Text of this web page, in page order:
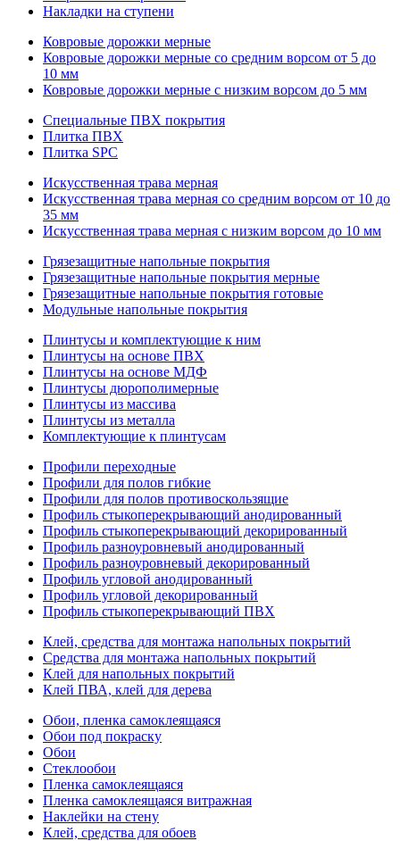
Накладки на ступени
Ковровые дорожки мерные
Ковровые дорожки мерные со средним ворсом от 5 до
10 мм
Ковровые дорожки мерные с низким ворсом до 5 мм
Специальные ПВХ покрытия
Плитка ПВХ
Плитка SPC
Искуccтвенная трава мерная
Искусственная трава мерная со средним ворсом от 10 до
35 мм
Искусственная трава мерная с низким ворсом до 10 мм
Грязезащитные напольные покрытия
Грязезащитные напольные покрытия мерные
Грязезащитные напольные покрытия готовые
Модульные напольные покрытия
Плинтусы и комплектующие к ним
Плинтусы на основе ПВХ
Плинтусы на основе МДФ
Плинтусы дюрополимерные
Плинтусы из массива
Плинтусы из металла
Комплектующие к плинтусам
Профили переходные
Профили для полов гибкие
Профили для полов противоскользящие
Профиль стыкоперекрывающий анодированный
Профиль стыкоперекрывающий декорированный
Профиль разноуровневый анодированный
Профиль разноуровневый декорированный
Профиль угловой анодированный
Профиль угловой декорированный
Профиль стыкоперекрывающий ПВХ
Клей, средства для монтажа напольных покрытий
Средства для монтажа напольных покрытий
Клей для напольных покрытий
Клей ПВА, клей для дерева
Обои, пленка самоклеящаяся
Обои под покраску
Обои
Стеклообои
Пленка самоклеящаяся
Пленка самоклеящаяся витражная
Наклейки на стену
Клей, средства для обоев